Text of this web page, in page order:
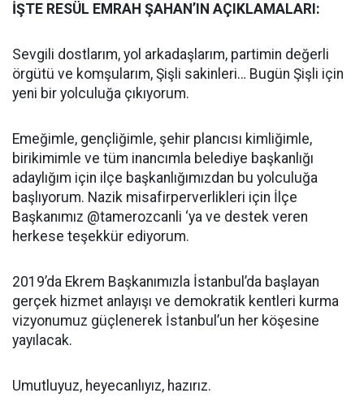
İŞTE RESÜL EMRAH ŞAHAN’IN AÇIKLAMALARI:
Sevgili dostlarım, yol arkadaşlarım, partimin değerli
örgütü ve komşularım, Şişli sakinleri… Bugün Şişli için
yeni bir yolculuğa çıkıyorum.
Emeğimle, gençliğimle, şehir plancısı kimliğimle,
birikimimle ve tüm inancımla belediye başkanlığı
adaylığım için ilçe başkanlığımızdan bu yolculuğa
başlıyorum. Nazik misafirperverlikleri için İlçe
Başkanımız @tamerozcanli ‘ya ve destek veren
herkese teşekkür ediyorum.
2019’da Ekrem Başkanımızla İstanbul’da başlayan
gerçek hizmet anlayışı ve demokratik kentleri kurma
vizyonumuz güçlenerek İstanbul’un her köşesine
yayılacak.
Umutluyuz, heyecanlıyız, hazırız.